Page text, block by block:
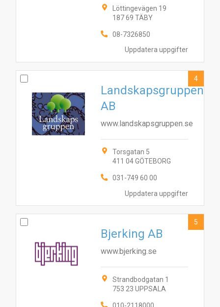
Uppdatera uppgifter
Löttingevägen 19
187 69 TÄBY
08-7326850
Uppdatera uppgifter
Landskapsgruppen
AB
www.landskapsgruppen.se
Torsgatan 5
411 04 GÖTEBORG
031-749 60 00
4
Bjerking AB
www.bjerking.se
Strandbodgatan 1
753 23 UPPSALA
5